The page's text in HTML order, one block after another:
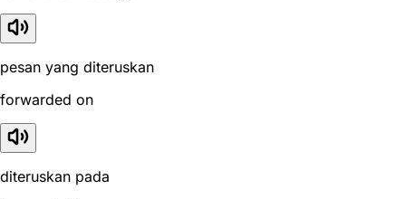
pesan yang diteruskan
forwarded on
diteruskan pada